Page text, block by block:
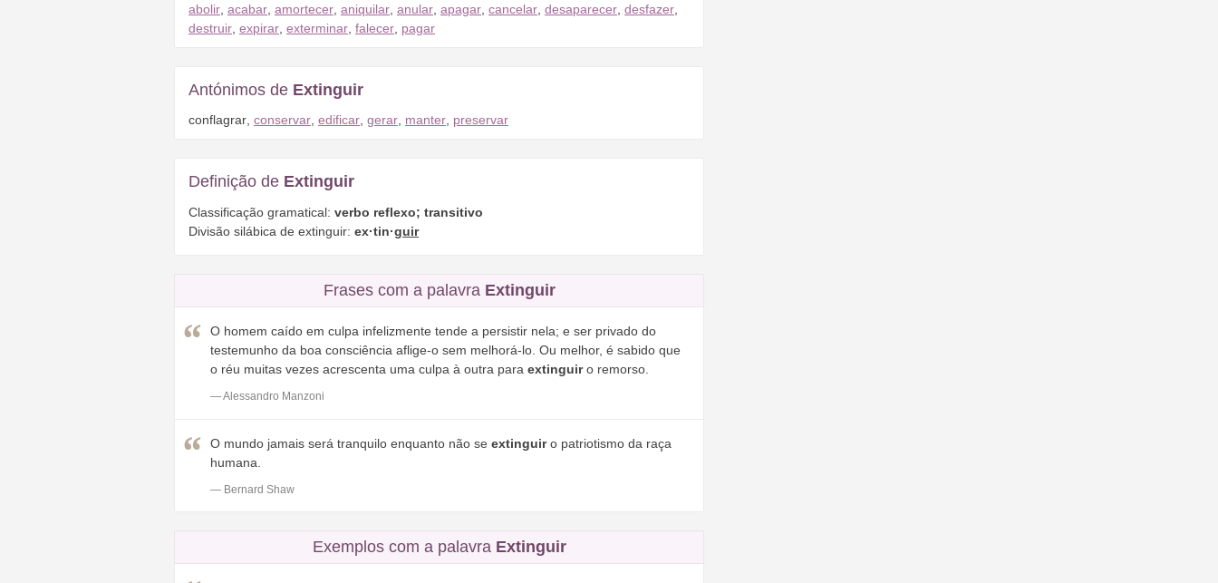
abolir acabar amortecer aniquilar anular apagar cancelar desaparecer desfazer
destruir expirar exterminar falecer pagar
Antónimos de Extinguir
conflagrar, conservar, edificar, gerar, manter, preservar
Definição de Extinguir
Classificação gramatical: verbo reflexo; transitivo
Divisão silábica de extinguir: ex·tin·guir
Frases com a palavra Extinguir
O homem caído em culpa infelizmente tende a persistir nela; e ser privado do
testemunho da boa consciência aflige-o sem melhorá-lo. Ou melhor, é sabido que
o réu muitas vezes acrescenta uma culpa à outra para extinguiro remorso.
— Alessandro Manzoni
O mundo jamais será tranquilo enquanto não se extinguiro patriotismo da raça
humana.
— Bernard Shaw
Exemplos com a palavra Extinguir